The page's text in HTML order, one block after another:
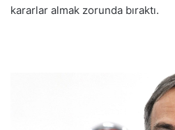
kararlar almak zorunda bıraktı.